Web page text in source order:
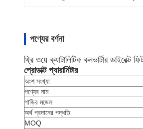
পণ্যের বর্ণনা
থ্রি ওয়ে ক্যাটালিটিক কনভার্টার
প্রোডাক্ট প্যারামিটার
অংশ সংখ্যা
পণ্যের নাম
গাড়ির মডেল
অর্থ প্রদানের পদ্ধতি
MOQ